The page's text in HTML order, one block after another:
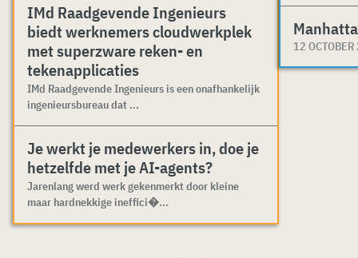
IMd Raadgevende Ingenieurs
biedt werknemers cloudwerkplek
met superzware reken- en
tekenapplicaties
IMd Raadgevende Ingenieurs is een onafhankelijk
ingenieursbureau dat ...
Je werkt je medewerkers in, doe je
hetzelfde met je AI-agents?
Jarenlang werd werk gekenmerkt door kleine
maar hardnekkige ineffici�...
12